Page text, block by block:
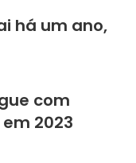
há um ano,
com
2023